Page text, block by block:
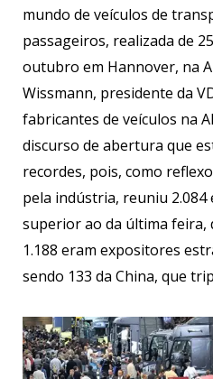
mundo de veículos de
passageiros, realizada de
outubro em Hannover, na
Wissmann, presidente da
fabricantes de veículos na
discurso de abertura que
recordes, pois, como
pela indústria, reuniu
superior ao da última feira,
1.188 eram expositores
sendo 133 da China, que